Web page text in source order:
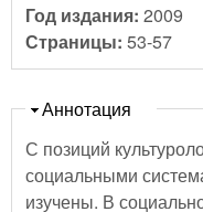
Год издания: 2009
Страницы: 53-57
Скрыть
Аннотация
С позиций
социальными
изучены. В